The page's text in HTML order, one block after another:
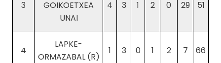
3
GOIKOETXEA
UNAI
4 3 1 2 0 29 51
4
LAPKE-
ORMAZABAL (R)
1 3 0 1 2 7 66